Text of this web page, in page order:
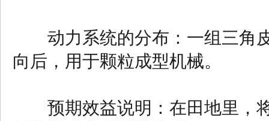
动力系统的分布：一组三角
向后，用于颗粒成型机械。
预期效益说明：在田地里，